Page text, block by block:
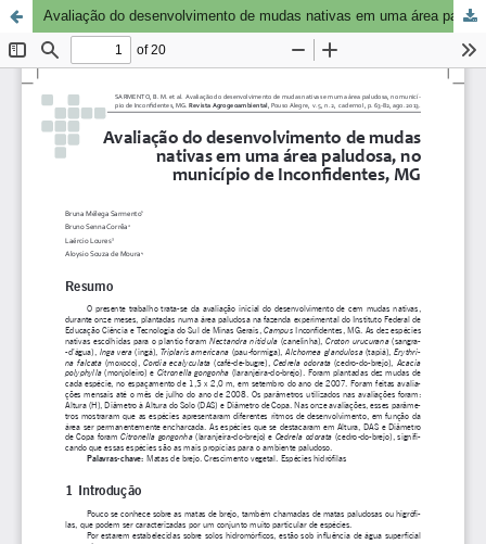
Avaliação do desenvolvimento de mudas nativas em uma área paludosa, no município de Inconfidentes, MG